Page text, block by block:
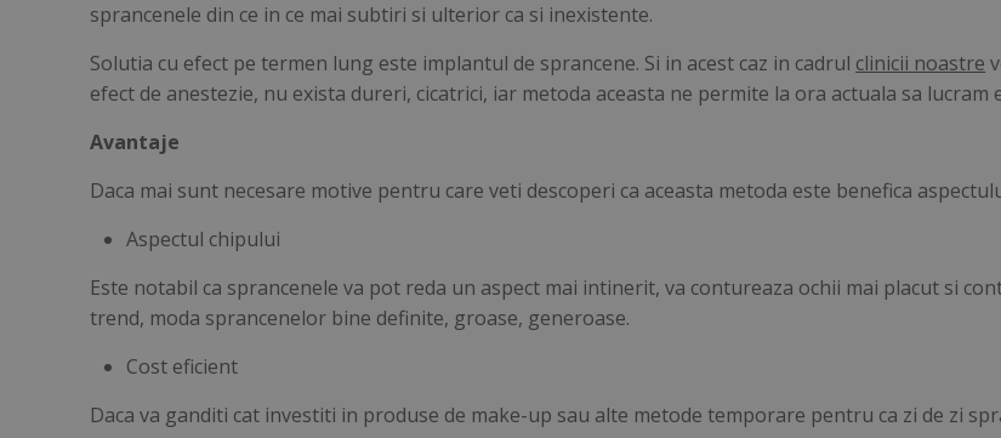
sprancenele din ce in ce mai subtiri si ulterior ca si inexistente.
Solutia cu efect pe termen lung este implantul de sprancene. Si in acest caz in cadrul clinicii noastre
efect de anestezie, nu exista dureri, cicatrici, iar metoda aceasta ne permite la ora actuala sa
Avantaje
Daca mai sunt necesare motive pentru care veti descoperi ca aceasta metoda este benefica
Aspectul chipului
Este notabil ca sprancenele va pot reda un aspect mai intinerit, va contureaza ochii mai placut si
trend, moda sprancenelor bine definite, groase, generoase.
Cost eficient
Daca va ganditi cat investiti in produse de make-up sau alte metode temporare pentru ca zi de zi